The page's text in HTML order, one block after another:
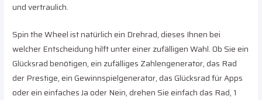
und vertraulich.
Spin the Wheel ist natürlich ein Drehrad, dieses Ihnen bei
welcher Entscheidung hilft unter einer zufälligen Wahl. Ob Sie ein
Glücksrad benötigen, ein zufälliges Zahlengenerator, das Rad
der Prestige, ein Gewinnspielgenerator, das Glücksrad für Apps
oder ein einfaches Ja oder Nein, drehen Sie einfach das Rad, 1